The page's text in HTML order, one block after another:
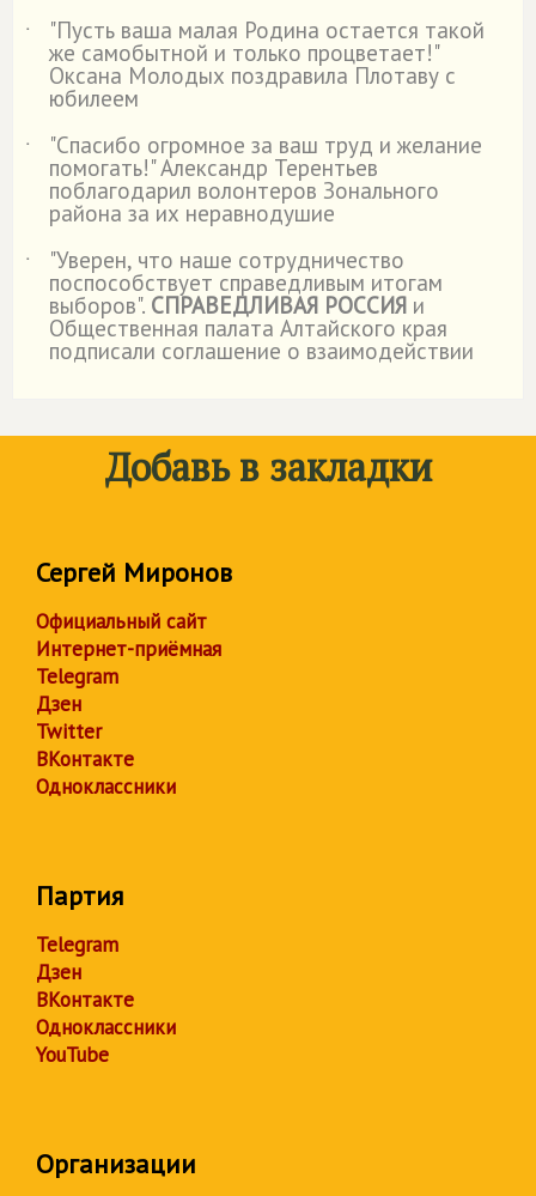
˙
"Пусть ваша малая Родина остается такой
же самобытной и только процветает!"
Оксана Молодых поздравила Плотаву с
юбилеем
˙
"Спасибо огромное за ваш труд и желание
помогать!" Александр Терентьев
поблагодарил волонтеров Зонального
района за их неравнодушие
˙
"Уверен, что наше сотрудничество
поспособствует справедливым итогам
выборов". СПРАВЕДЛИВАЯ РОССИЯ и
Общественная палата Алтайского края
подписали соглашение о взаимодействии
Добавь в закладки
Сергей Миронов
Официальный сайт
Интернет-приёмная
Telegram
Дзен
Twitter
ВКонтакте
Одноклассники
Партия
Telegram
Дзен
ВКонтакте
Одноклассники
YouTube
Организации